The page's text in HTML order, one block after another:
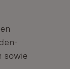
sowie